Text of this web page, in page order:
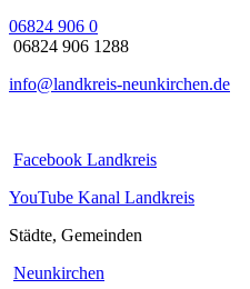
06824 906 0
06824 906 1288
info@landkreis-neunkirchen.de
Facebook Landkreis
YouTube Kanal Landkreis
Städte, Gemeinden
Neunkirchen